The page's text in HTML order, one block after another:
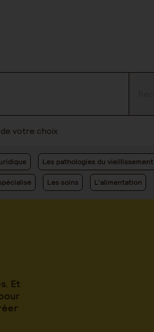
votre choix
Les soins L'alimentation
Les pathologies du vieillissement
Et